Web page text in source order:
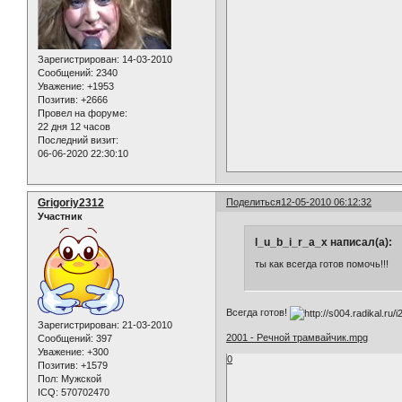
Зарегистрирован: 14-03-2010
Сообщений: 2340
Уважение: +1953
Позитив: +2666
Провел на форуме:
22 дня 12 часов
Последний визит:
06-06-2020 22:30:10
Поделиться12-05-2010 06:12:32
Grigoriy2312
Участник
Зарегистрирован: 21-03-2010
Сообщений: 397
Уважение: +300
Позитив: +1579
Пол: Мужской
ICQ: 570702470
l_u_b_i_r_a_x написал(а):
ты как всегда готов помочь!!!
Всегда готов!
2001 - Речной трамвайчик.mpg
0